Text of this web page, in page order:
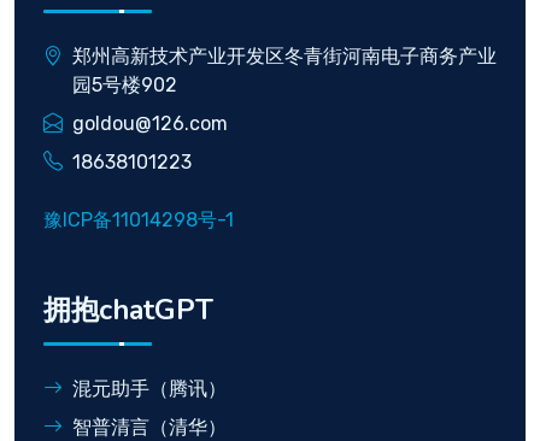
郑州高新技术产业开发区冬青街河南电子商务产业
园5号楼902
goldou@126.com
18638101223
豫ICP备11014298号-1
拥抱chatGPT
混元助手（腾讯）
智普清言（清华）